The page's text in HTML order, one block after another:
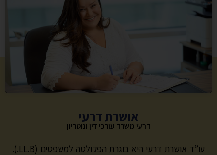
אושרת דרעי
דרעי משרד עורכי דין ונוטריון
עו”ד אושרת דרעי היא בוגרת הפקולטה למשפטים (LL.B.).